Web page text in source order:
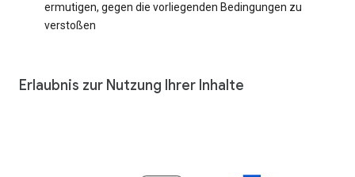
ermutigen, gegen die vorliegenden Bedingungen zu
verstoßen
Erlaubnis zur Nutzung Ihrer Inhalte